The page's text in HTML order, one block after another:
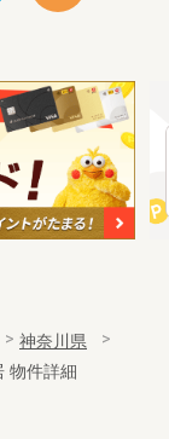
神奈川県
物件詳細